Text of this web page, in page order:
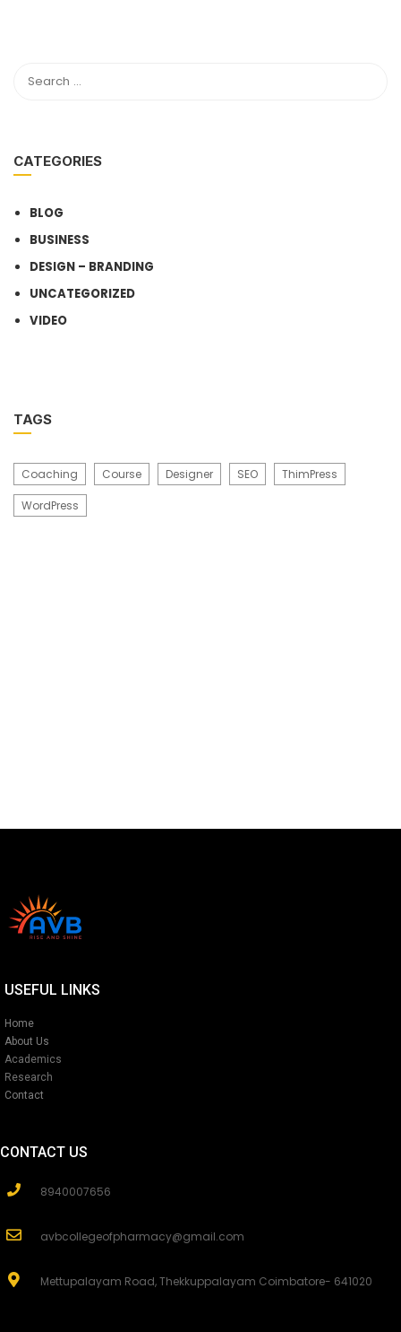
CATEGORIES
BLOG
BUSINESS
DESIGN – BRANDING
UNCATEGORIZED
VIDEO
TAGS
Coaching Course Designer SEO ThimPress
WordPress
USEFUL LINKS
Home
About Us
Academics
Research
Contact
CONTACT US
8940007656
avbcollegeofpharmacy@gmail.com
Mettupalayam Road, Thekkuppalayam Coimbatore- 641020